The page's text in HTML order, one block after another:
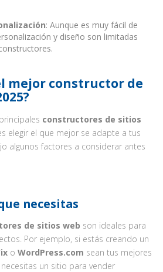
: Aunque es muy fácil de
y diseño son limitadas
mejor constructor de
constructores de sitios
elegir el que mejor se adapte a tus
algunos factores a considerar antes
necesitas
de sitios web son ideales para
Por ejemplo, si estás creando un
o WordPress.com sean tus mejores
un sitio para vender